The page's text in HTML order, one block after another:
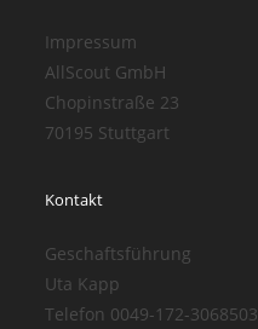
Impressum
AllScout GmbH
Chopinstraße 23
70195 Stuttgart
Kontakt
Geschaftsführung
Uta Kapp
Telefon 0049-172-3068503